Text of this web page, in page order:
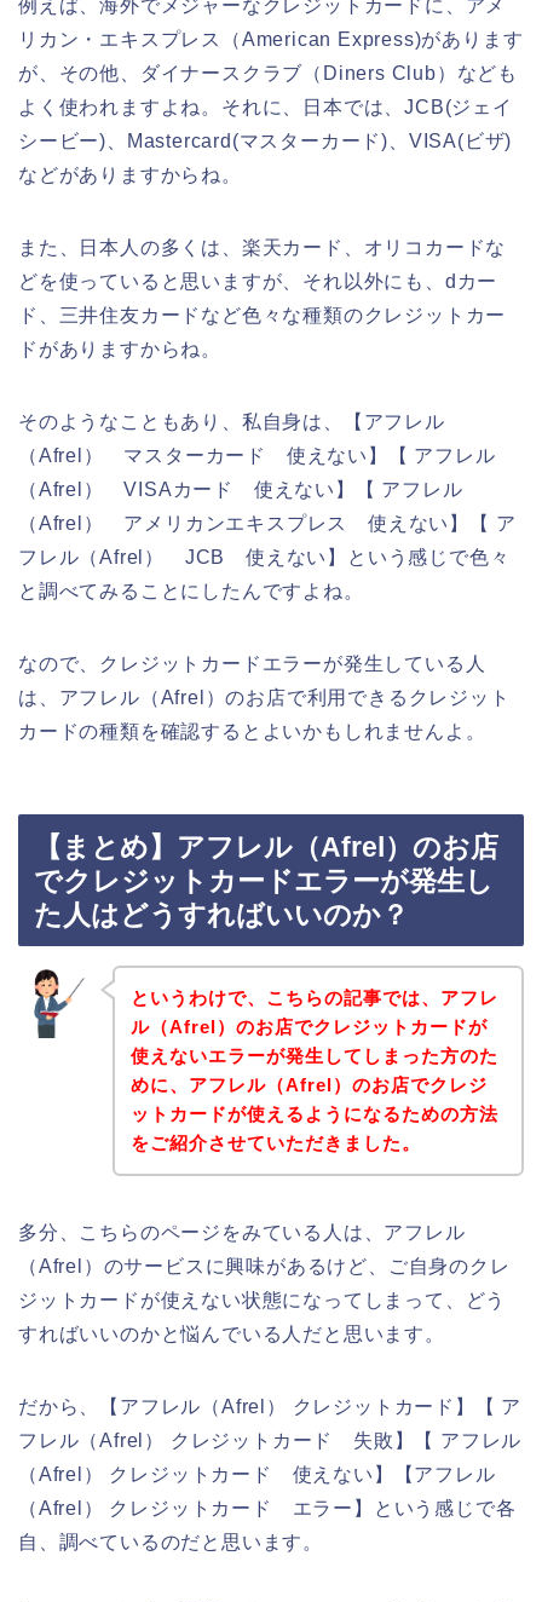
例えば、海外でメジャーなクレジットカードに、アメ
リカン・エキスプレス（American Express)があります
が、その他、ダイナースクラブ（Diners Club）なども
よく使われますよね。それに、日本では、JCB(ジェイ
シービー)、Mastercard(マスターカード)、VISA(ビザ)
などがありますからね。
また、日本人の多くは、楽天カード、オリコカードな
どを使っていると思いますが、それ以外にも、dカー
ド、三井住友カードなど色々な種類のクレジットカー
ドがありますからね。
そのようなこともあり、私自身は、【アフレル
（Afrel） マスターカード 使えない】【 アフレル
（Afrel） VISAカード 使えない】【 アフレル
（Afrel） アメリカンエキスプレス 使えない】【 ア
フレル（Afrel） JCB 使えない】という感じで色々
と調べてみることにしたんですよね。
なので、クレジットカードエラーが発生している人
は、アフレル（Afrel）のお店で利用できるクレジット
カードの種類を確認するとよいかもしれませんよ。
【まとめ】アフレル（Afrel）のお店
でクレジットカードエラーが発生し
た人はどうすればいいのか？
というわけで、こちらの記事では、アフレ
ル（Afrel）のお店でクレジットカードが
使えないエラーが発生してしまった方のた
めに、アフレル（Afrel）のお店でクレジ
ットカードが使えるようになるための方法
をご紹介させていただきました。
多分、こちらのページをみている人は、アフレル
（Afrel）のサービスに興味があるけど、ご自身のクレ
ジットカードが使えない状態になってしまって、どう
すればいいのかと悩んでいる人だと思います。
だから、【アフレル（Afrel） クレジットカード】【 ア
フレル（Afrel） クレジットカード 失敗】【 アフレル
（Afrel） クレジットカード 使えない】【アフレル
（Afrel） クレジットカード エラー】という感じで各
自、調べているのだと思います。